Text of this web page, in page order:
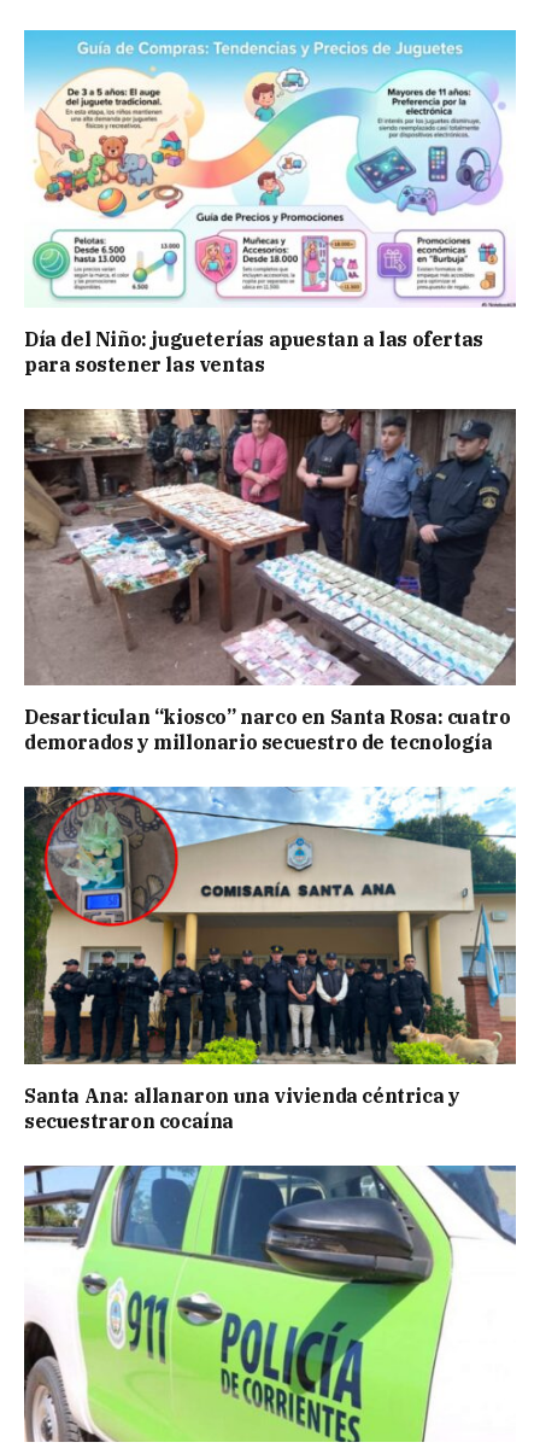
Día del Niño: jugueterías apuestan a las ofertas
para sostener las ventas
Desarticulan “kiosco” narco en Santa Rosa: cuatro
demorados y millonario secuestro de tecnología
Santa Ana: allanaron una vivienda céntrica y
secuestraron cocaína